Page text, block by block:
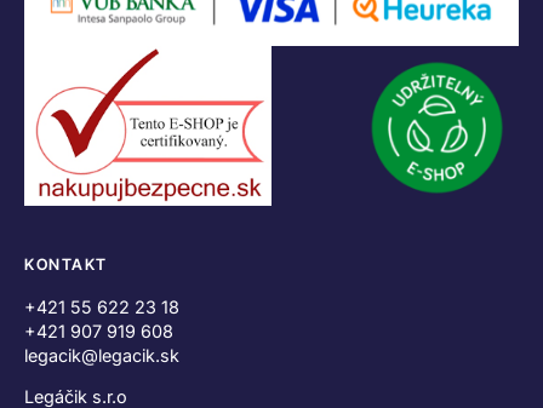
KONTAKT
+421 55 622 23 18
+421 907 919 608
legacik@legacik.sk
Legáčik s.r.o